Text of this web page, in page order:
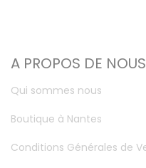
A PROPOS DE NOUS
Qui sommes nous
Boutique à Nantes
Conditions Générales de